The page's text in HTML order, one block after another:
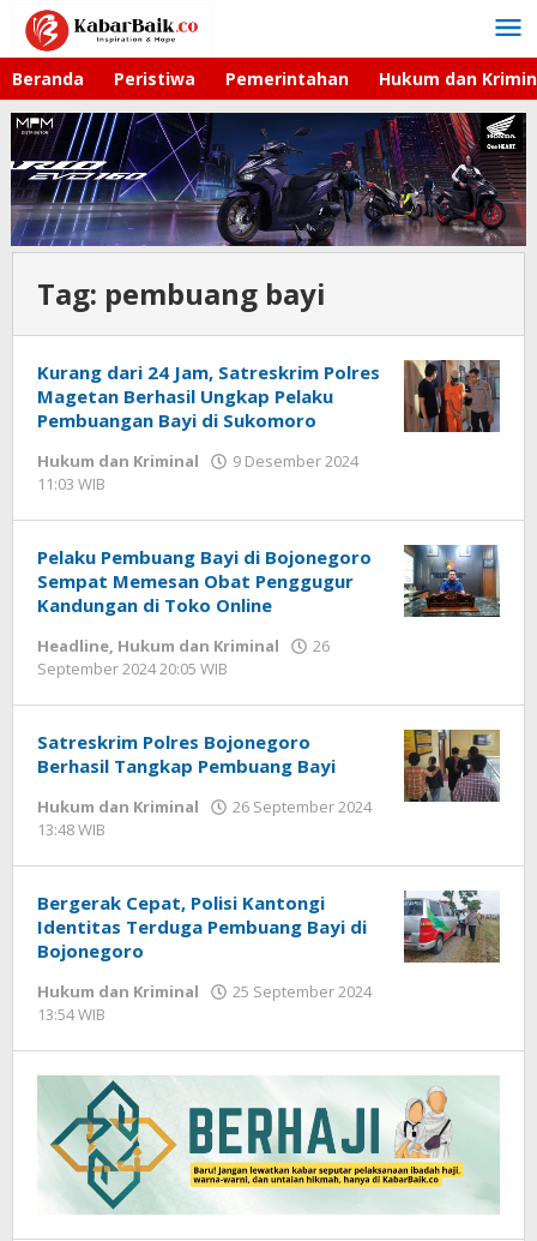
Lewati
konten
Beranda Peristiwa Pemerintahan Hukum dan
Tag: pembuang bayi
Kurang dari 24 Jam, Satreskrim Polres
Magetan Berhasil Ungkap Pelaku
Pembuangan Bayi di Sukomoro
Hukum dan Kriminal
9 Desember 2024
11:03 WIB
Pelaku Pembuang Bayi di Bojonegoro
Sempat Memesan Obat Penggugur
Kandungan di Toko Online
Headline, Hukum dan Kriminal
26
September 2024 20:05 WIB
Satreskrim Polres Bojonegoro
Berhasil Tangkap Pembuang Bayi
Hukum dan Kriminal
26 September 2024
13:48 WIB
Bergerak Cepat, Polisi Kantongi
Identitas Terduga Pembuang Bayi di
Bojonegoro
Hukum dan Kriminal
25 September 2024
13:54 WIB